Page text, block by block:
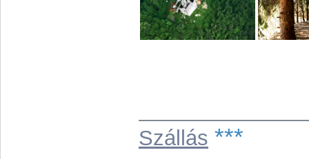
Szállás ***